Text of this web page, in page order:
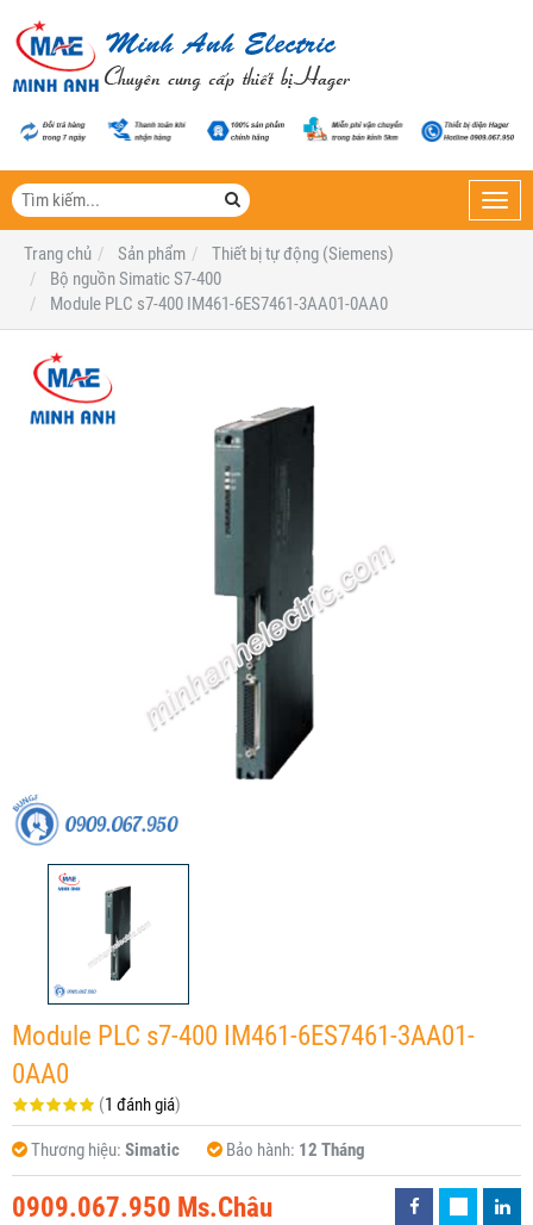
Trang chủ
Sản phẩm
Thiết bị tự động (Siemens)
Bộ nguồn Simatic S7-400
Module PLC s7-400 IM461-6ES7461-3AA01-0AA0
Module PLC s7-400 IM461-6ES7461-3AA01-
0AA0
(1 đánh giá)
Thương hiệu: Simatic Bảo hành: 12 Tháng
0909.067.950 Ms.Châu